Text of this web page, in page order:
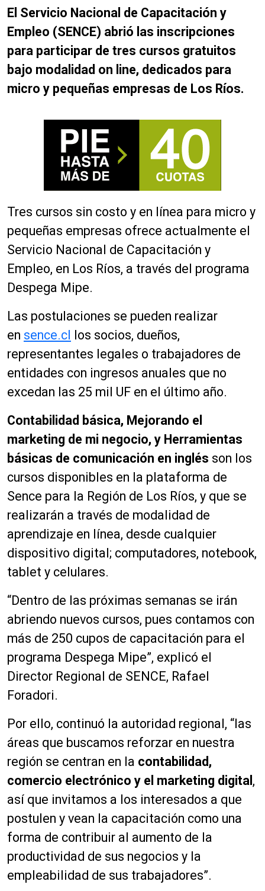
El Servicio Nacional de Capacitación y
Empleo (SENCE) abrió las inscripciones
para participar de tres cursos gratuitos
bajo modalidad on line, dedicados para
micro y pequeñas empresas de Los Ríos.
Tres cursos sin costo y en línea para micro y
pequeñas empresas ofrece actualmente el
Servicio Nacional de Capacitación y
Empleo, en Los Ríos, a través del programa
Despega Mipe.
Las postulaciones se pueden realizar
en sence.cl los socios, dueños,
representantes legales o trabajadores de
entidades con ingresos anuales que no
excedan las 25 mil UF en el último año.
Contabilidad básica, Mejorando el
marketing de mi negocio, y Herramientas
básicas de comunicación en inglés son los
cursos disponibles en la plataforma de
Sence para la Región de Los Ríos, y que se
realizarán a través de modalidad de
aprendizaje en línea, desde cualquier
dispositivo digital; computadores, notebook,
tablet y celulares.
“Dentro de las próximas semanas se irán
abriendo nuevos cursos, pues contamos con
más de 250 cupos de capacitación para el
programa Despega Mipe”, explicó el
Director Regional de SENCE, Rafael
Foradori.
Por ello, continuó la autoridad regional, “las
áreas que buscamos reforzar en nuestra
región se centran en la contabilidad,
comercio electrónico y el marketing digital ,
así que invitamos a los interesados a que
postulen y vean la capacitación como una
forma de contribuir al aumento de la
productividad de sus negocios y la
empleabilidad de sus trabajadores”.